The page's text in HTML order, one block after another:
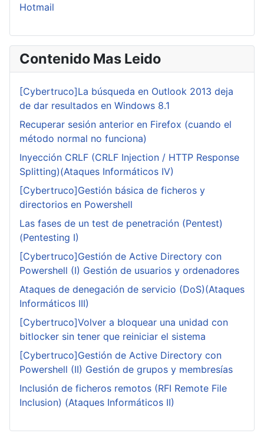
Hotmail
Contenido Mas Leido
[Cybertruco]La búsqueda en Outlook 2013 deja
de dar resultados en Windows 8.1
Recuperar sesión anterior en Firefox (cuando el
método normal no funciona)
Inyección CRLF (CRLF Injection / HTTP Response
Splitting)(Ataques Informáticos IV)
[Cybertruco]Gestión básica de ficheros y
directorios en Powershell
Las fases de un test de penetración (Pentest)
(Pentesting I)
[Cybertruco]Gestión de Active Directory con
Powershell (I) Gestión de usuarios y ordenadores
Ataques de denegación de servicio (DoS)(Ataques
Informáticos III)
[Cybertruco]Volver a bloquear una unidad con
bitlocker sin tener que reiniciar el sistema
[Cybertruco]Gestión de Active Directory con
Powershell (II) Gestión de grupos y membresías
Inclusión de ficheros remotos (RFI Remote File
Inclusion) (Ataques Informáticos II)